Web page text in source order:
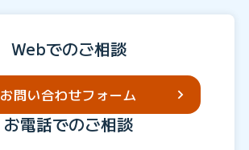
Webでのご相談
お問い合わせフォーム
お電話でのご相談